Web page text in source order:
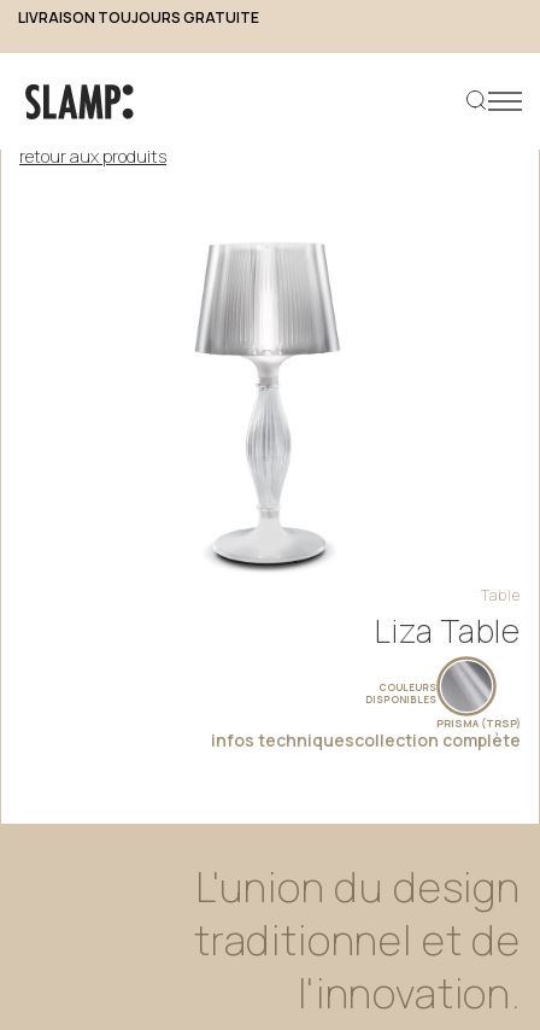
LIVRAISON TOUJOURS GRATUITE
Rechercher un produit
retour aux produits
Table
Liza Table
COULEURS
DISPONIBLES
PRISMA (TRSP)
infos techniquescollection complète
L'union du design
traditionnel et de
l'innovation.